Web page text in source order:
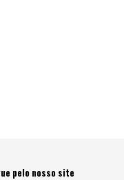
pelo nosso site